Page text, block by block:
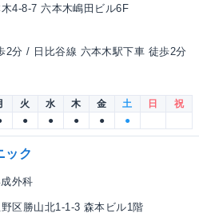
4-8-7 六本木嶋田ビル6F
2分 / 日比谷線 六本木駅下車 徒歩2分
火 水 木 金 土 日
祝
● ● ● ● ●
ック
外科
区勝山北1-1-3 森本ビル1階